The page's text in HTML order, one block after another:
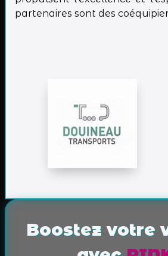
partenaires sont des
Boostez votre